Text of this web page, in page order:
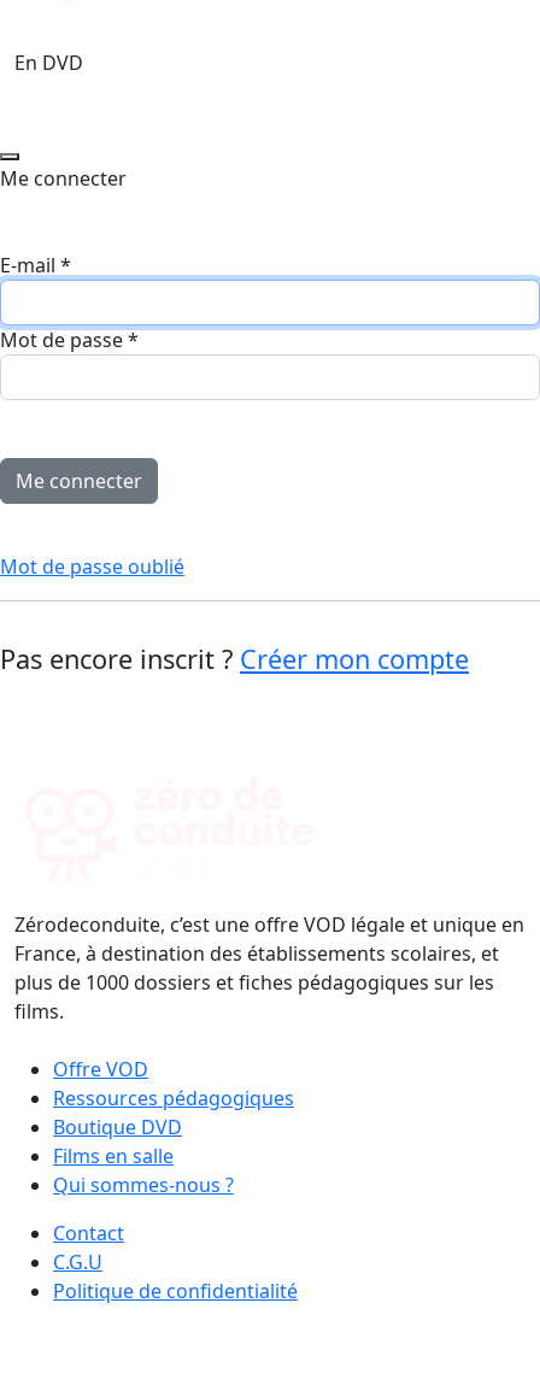
En DVD
Me connecter
E-mail *
Mot de passe*
Mot de passe oublié
Pas encore inscrit ? Créer mon compte
Zérodeconduite, c’est une offre VOD légale et unique en
France, à destination des établissements scolaires, et
plus de 1000 dossiers et fiches pédagogiques sur les
films.
Offre VOD
Ressources pédagogiques
Boutique DVD
Films en salle
Qui sommes-nous ?
Contact
C.G.U
Politique de confidentialité